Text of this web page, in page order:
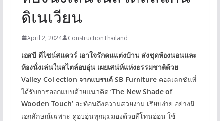
ดิเนเวียน
April 2, 2024 ConstructionThailand
เอสบี ดีไซน์สแควร์ เอาใจรักคนแต่งบ้าน ส่งชุดห้องนอนและ
ห้องนั่งเล่นในสไตล์อบอุ่น เผยเสน่ห์แห่งธรรมชาติด้วย
Valley Collection จากแบรนด์ SB Furniture คอลเลกชันที่
ได้รับการออกแบบด้วยแนวคิด ‘The New Shade of
Wooden Touch’สะท้อนถึงความสวยงาม เรียบง่าย อย่างมี
เอกลักษณ์เฉพาะ ดูอบอุ่นทุกมุมมองด้วยสีโทนอ่อน ใช้